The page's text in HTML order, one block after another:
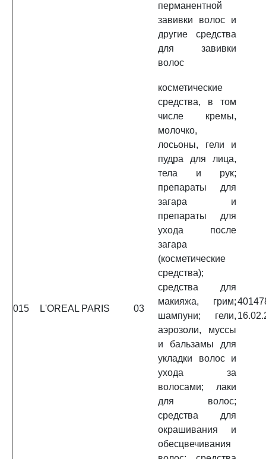
перманентной
завивки волос и
другие средства
для завивки
волос
015 L'OREAL PARIS 03
косметические
средства, в том
числе кремы,
молочко,
лосьоны, гели и
пудра для лица,
тела и рук;
препараты для
загара и
препараты для
ухода после
загара
(косметические
средства);
средства для
макияжа, грим;
шампуни; гели,
аэрозоли, муссы
и бальзамы для
укладки волос и
ухода за
волосами; лаки
для волос;
средства для
окрашивания и
обесцвечивания